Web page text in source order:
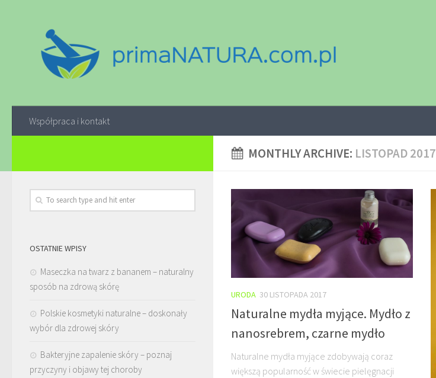
Współpraca i kontakt
MONTHLY ARCHIVE: LISTOPAD 2017
URODA 30 LISTOPADA 2017
Naturalne mydła myjące. Mydło z
nanosrebrem, czarne mydło
Naturalne mydła myjące zdobywają coraz
większą popularność w świecie pielęgnacji
OSTATNIE WPISY
Maseczka na twarz z bananem – naturalny
sposób na zdrową skórę
Polskie kosmetyki naturalne – doskonały
wybór dla zdrowej skóry
Bakteryjne zapalenie skóry – poznaj
przyczyny i objawy tej choroby